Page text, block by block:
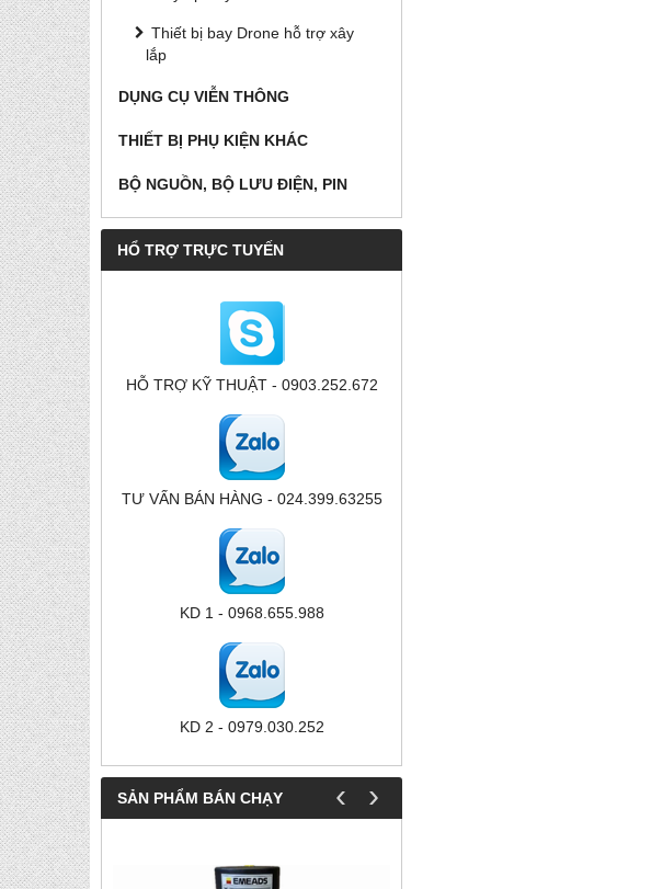
Thiết bị bay Drone hỗ trợ xây
lắp
DỤNG CỤ VIỄN THÔNG
THIẾT BỊ PHỤ KIỆN KHÁC
BỘ NGUỒN, BỘ LƯU ĐIỆN, PIN
HỔ TRỢ TRỰC TUYẾN
HỖ TRỢ KỸ THUẬT - 0903.252.672
TƯ VẤN BÁN HÀNG - 024.399.63255
KD 1 - 0968.655.988
KD 2 - 0979.030.252
SẢN PHẨM BÁN CHẠY ‹ ›